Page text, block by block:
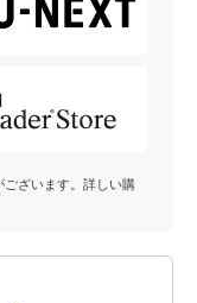
ざいます。詳しい購